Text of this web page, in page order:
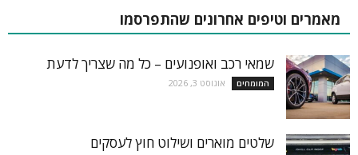
מאמרים וטיפים אחרונים שהתפרסמו
שמאי רכב ואופנועים – כל מה שצריך לדעת
המומחים אוגוסט 3, 2026
שלטים מוארים ושילוט חוץ לעסקים